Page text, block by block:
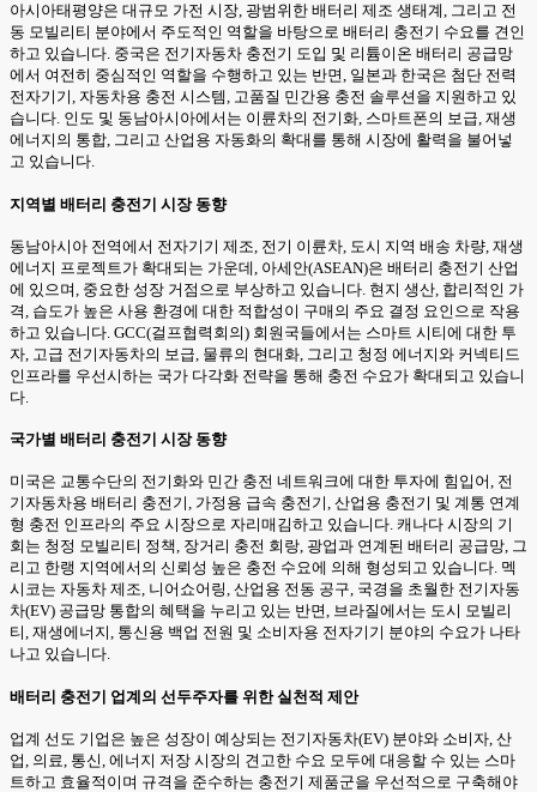
아시아태평양은 대규모 가전 시장, 광범위한 배터리 제조 생태계, 그리고 전
동 모빌리티 분야에서 주도적인 역할을 바탕으로 배터리 충전기 수요를 견인
하고 있습니다. 중국은 전기자동차 충전기 도입 및 리튬이온 배터리 공급망
에서 여전히 중심적인 역할을 수행하고 있는 반면, 일본과 한국은 첨단 전력
전자기기, 자동차용 충전 시스템, 고품질 민간용 충전 솔루션을 지원하고 있
습니다. 인도 및 동남아시아에서는 이륜차의 전기화, 스마트폰의 보급, 재생
에너지의 통합, 그리고 산업용 자동화의 확대를 통해 시장에 활력을 불어넣
고 있습니다.
지역별 배터리 충전기 시장 동향
동남아시아 전역에서 전자기기 제조, 전기 이륜차, 도시 지역 배송 차량, 재생
에너지 프로젝트가 확대되는 가운데, 아세안(ASEAN)은 배터리 충전기 산업
에 있으며, 중요한 성장 거점으로 부상하고 있습니다. 현지 생산, 합리적인 가
격, 습도가 높은 사용 환경에 대한 적합성이 구매의 주요 결정 요인으로 작용
하고 있습니다. GCC(걸프협력회의) 회원국들에서는 스마트 시티에 대한 투
자, 고급 전기자동차의 보급, 물류의 현대화, 그리고 청정 에너지와 커넥티드
인프라를 우선시하는 국가 다각화 전략을 통해 충전 수요가 확대되고 있습니
다.
국가별 배터리 충전기 시장 동향
미국은 교통수단의 전기화와 민간 충전 네트워크에 대한 투자에 힘입어, 전
기자동차용 배터리 충전기, 가정용 급속 충전기, 산업용 충전기 및 계통 연계
형 충전 인프라의 주요 시장으로 자리매김하고 있습니다. 캐나다 시장의 기
회는 청정 모빌리티 정책, 장거리 충전 회랑, 광업과 연계된 배터리 공급망, 그
리고 한랭 지역에서의 신뢰성 높은 충전 수요에 의해 형성되고 있습니다. 멕
시코는 자동차 제조, 니어쇼어링, 산업용 전동 공구, 국경을 초월한 전기자동
차(EV) 공급망 통합의 혜택을 누리고 있는 반면, 브라질에서는 도시 모빌리
티, 재생에너지, 통신용 백업 전원 및 소비자용 전자기기 분야의 수요가 나타
나고 있습니다.
배터리 충전기 업계의 선두주자를 위한 실천적 제안
업계 선도 기업은 높은 성장이 예상되는 전기자동차(EV) 분야와 소비자, 산
업, 의료, 통신, 에너지 저장 시장의 견고한 수요 모두에 대응할 수 있는 스마
트하고 효율적이며 규격을 준수하는 충전기 제품군을 우선적으로 구축해야